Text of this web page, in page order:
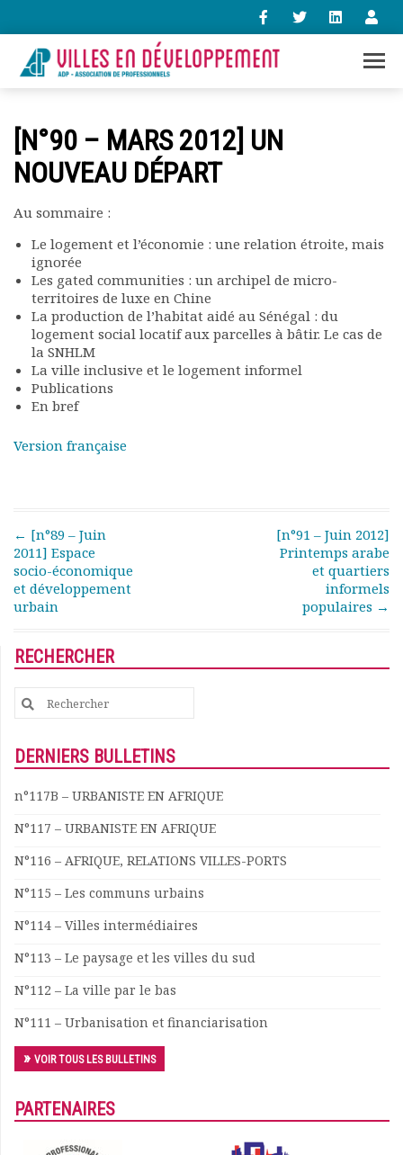
contact@villes-developpement.org
L’association
Qui sommes-nous ?
Présentation vidéo
Le bureau
Statuts de l’association
Vie de l’association
Calendrier des activités
Assemblées générales
Comptes rendus mensuels
Rapports moraux
Rapports financiers
Nous rejoindre
Bulletins Villes en
développement
Kiosk
Ressources
Podcast-AdP
Dîners débats
Journées d’études
Concours vidéo
Nos partenaires
Publications et rapports
Documents
Annuaire
Offres d’emploi
Actualités
Nous contacter
[N°90 – MARS 2012] UN
NOUVEAU DÉPART
Au sommaire :
Le logement et l’économie : une relation étroite, mais
ignorée
Les gated communities : un archipel de micro-
territoires de luxe en Chine
La production de l’habitat aidé au Sénégal : du
logement social locatif aux parcelles à bâtir. Le cas de
la SNHLM
La ville inclusive et le logement informel
Publications
En bref
Version française
Post navigation
← [n°89 – Juin
2011] Espace
socio-économique
et développement
urbain
[n°91 – Juin 2012]
Printemps arabe
et quartiers
informels
populaires →
RECHERCHER
Search
for:
DERNIERS BULLETINS
n°117B – URBANISTE EN AFRIQUE
N°117 – URBANISTE EN AFRIQUE
N°116 – AFRIQUE, RELATIONS VILLES-PORTS
N°115 – Les communs urbains
N°114 – Villes intermédiaires
N°113 – Le paysage et les villes du sud
N°112 – La ville par le bas
N°111 – Urbanisation et financiarisation
VOIR TOUS LES BULLETINS
PARTENAIRES